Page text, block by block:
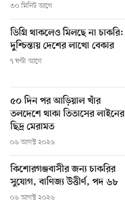
৩০ মিনিট আগে
ডিগ্রি থাকলেও মিলছে না চাকরি:
দুশ্চিন্তায় দেশের লাখো বেকার
৭ ঘণ্টা আগে
৫০ দিন পর আড়িয়াল খাঁর
তলদেশে থাকা তিতাসের লাইনের
ছিদ্র মেরামত
০৬ আগস্ট ২০২৬
কিশোরগঞ্জবাসীর জন্য চাকরির
সুযোগ, বাণিজ্য উত্তীর্ণ, পদ ৬৮
০৬ আগস্ট ২০২৬